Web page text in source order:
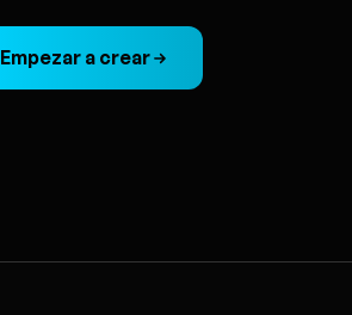
Empezar a crear